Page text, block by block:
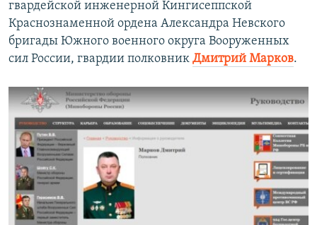
гвардейской инженерной Кингисеппской
Краснознаменной ордена Александра Невского
бригады Южного военного округа Вооруженных
сил России, гвардии полковник Дмитрий Марков.